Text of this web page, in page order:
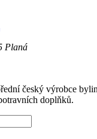
Planá
český výrobce
doplňků.